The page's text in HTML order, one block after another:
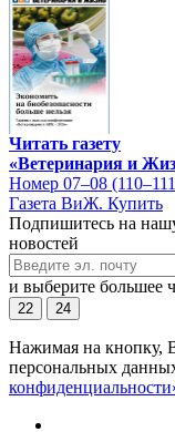
Читать газету
«Ветеринария и
Номер 07–08
Газета ВиЖ. Купить
Подпишитесь на
новостей
и выберите большее
22 24
Нажимая на кнопку,
персональных